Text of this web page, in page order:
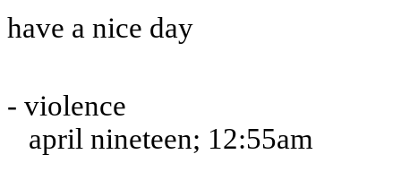
have a nice day
- violence
april nineteen; 12:55am